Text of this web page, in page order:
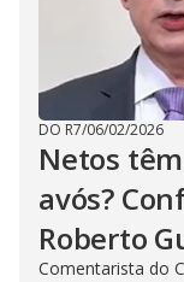
DO R7/06/02/2026
Netos
avós?
Roberto
Comentarista do